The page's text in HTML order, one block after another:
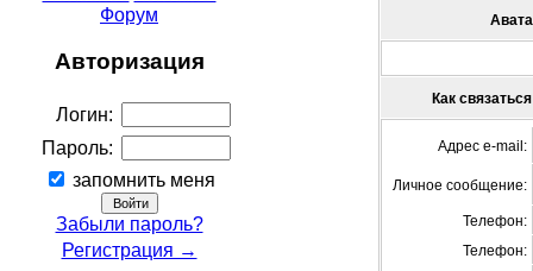
Форум
Авторизация
Логин:
Пароль:
запомнить меня
Забыли пароль?
Регистрация →
Как
Адрес e-mail:
Личное сообщение:
Телефон:
Телефон: